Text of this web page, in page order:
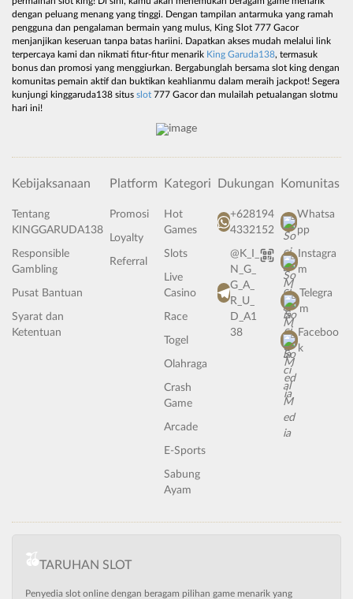
dengan peluang menang yang tinggi. Dengan tampilan antarmuka yang ramah
pengguna dan pengalaman bermain yang mulus, King Slot 777 Gacor
menjanjikan keseruan tanpa batas hariini. Dapatkan akses mudah melalui link
terpercaya kami dan nikmati fitur-fitur menarik King Garuda138, termasuk
bonus dan promosi yang menggiurkan. Bergabunglah bersama slot king dengan
komunitas pemain aktif dan buktikan keahlianmu dalam meraih jackpot! Segera
kunjungi kinggaruda138 situs slot 777 Gacor dan mulailah petualangan slotmu
hari ini!
Kebijaksanaan
Tentang
KINGGARUDA138
Responsible
Gambling
Pusat Bantuan
Syarat dan
Ketentuan
Platform
Promosi
Loyalty
Referral
Kategori
Hot
Games
Slots
Live
Casino
Race
Togel
Olahraga
Crash
Game
Arcade
E-Sports
Sabung
Ayam
Dukungan
+628194
4332152
@K_I_
N_G_
G_A_
R_U_
D_A1
38
Komunitas
Whatsa
pp
Instagra
m
Telegra
m
Faceboo
k
TARUHAN SLOT
Penyedia slot online dengan beragam pilihan game menarik yang